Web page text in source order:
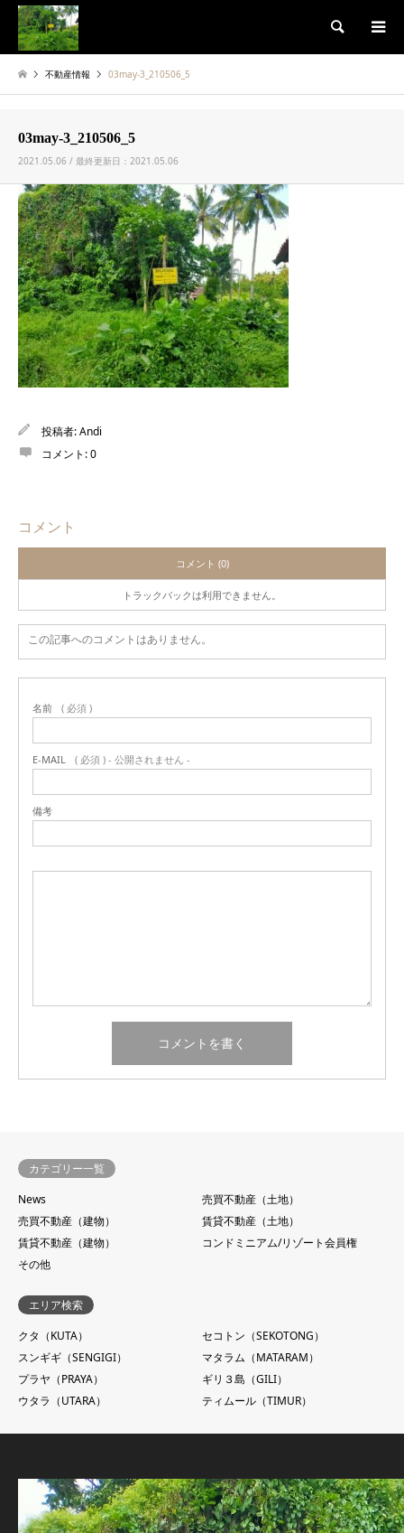
検索
不動産情報 03may-3_210506_5
03may-3_210506_5
2021.05.06 / 最終更新日：2021.05.06
投稿者:Andi
コメント:0
コメント
コメント (0)
トラックバックは利用できません。
この記事へのコメントはありません。
名前 ( 必須 )
E-MAIL ( 必須 ) - 公開されません -
備考
カテゴリー一覧
News
売買不動産（土地）
売買不動産（建物）
賃貸不動産（土地）
賃貸不動産（建物）
コンドミニアム/リゾート会員権
その他
エリア検索
クタ（KUTA）
セコトン（SEKOTONG）
スンギギ（SENGIGI）
マタラム（MATARAM）
プラヤ（PRAYA）
ギリ３島（GILI）
ウタラ（UTARA）
ティムール（TIMUR）